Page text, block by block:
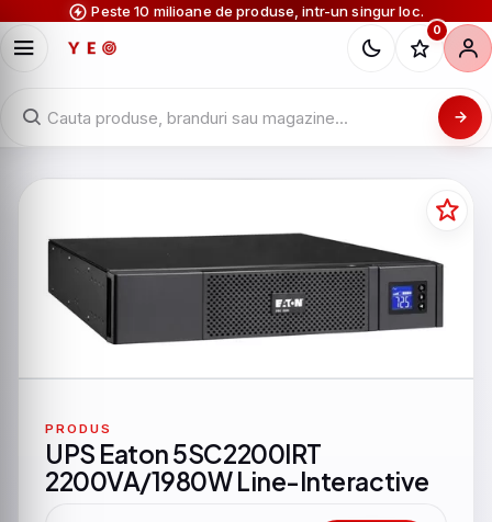
Peste 10 milioane de produse, intr-un singur loc.
0
PRODUS
UPS Eaton 5SC2200IRT
2200VA/1980W Line-Interactive